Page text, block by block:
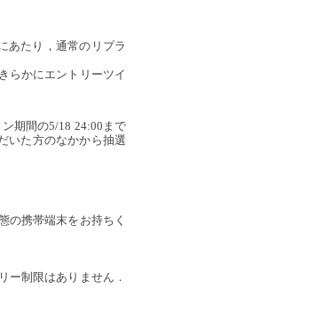
あたり，通常のリプラ
らかにエントリーツイ
期間の5/18 24:00まで
いた方のなかから抽選
の携帯端末をお持ちく
ー制限はありません．